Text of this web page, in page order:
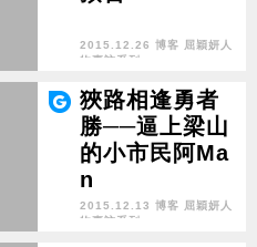
2015.12.26 博客 屈穎妍人
物專訪系列
狹路相逢勇者
勝──逼上梁山
的小市民阿Ma
n
2015.12.13 博客 屈穎妍人
物專訪系列